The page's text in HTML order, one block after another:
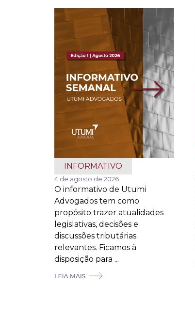
INFORMATIVO
4 de agosto de 2026
O informativo de Utumi
Advogados tem como
propósito trazer atualidades
legislativas, decisões e
discussões tributárias
relevantes. Ficamos à
disposição para ...